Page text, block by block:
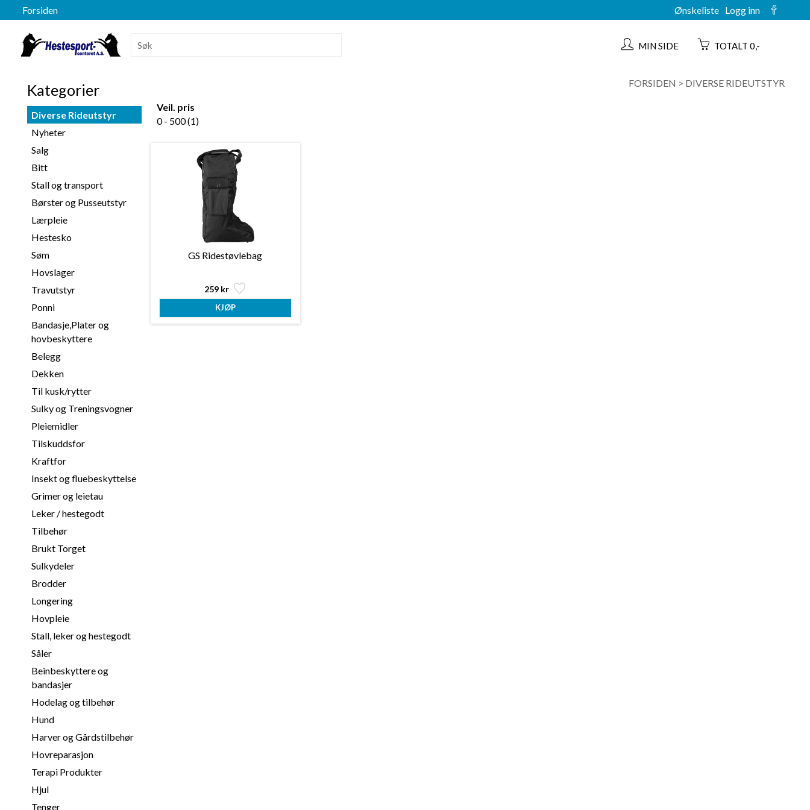
Forsiden Ønskeliste Logg inn
MIN SIDE TOTALT 0,-
Kategorier
Diverse Rideutstyr
Nyheter
Salg
Bitt
Stall og transport
Børster og Pusseutstyr
Lærpleie
Hestesko
Søm
Hovslager
Travutstyr
Ponni
Bandasje,Plater og
hovbeskyttere
Belegg
Dekken
Til kusk/rytter
Sulky og Treningsvogner
Pleiemidler
Tilskuddsfor
Kraftfor
Insekt og fluebeskyttelse
Grimer og leietau
Leker / hestegodt
Tilbehør
Brukt Torget
Sulkydeler
Brodder
Longering
Hovpleie
Stall, leker og hestegodt
Såler
Beinbeskyttere og
bandasjer
Hodelag og tilbehør
Hund
Harver og Gårdstilbehør
Hovreparasjon
Terapi Produkter
Hjul
Tenger
FORSIDEN > DIVERSE RIDEUTSTYR
Veil. pris
0 - 500 (1)
GS Ridestøvlebag
259 kr